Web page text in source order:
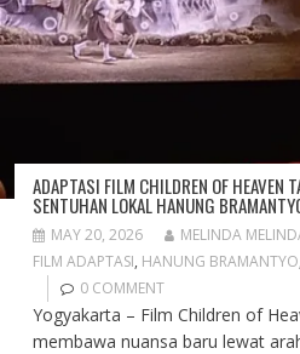
ADAPTASI FILM CHILDREN OF HEAVEN
SENTUHAN LOKAL HANUNG
MAY 20, 2026 MELINDA
FILM ADAPTASI, HANUNG BRAMANTYO
0 COMMENT
Yogyakarta – Film Children of
membawa nuansa baru lewat